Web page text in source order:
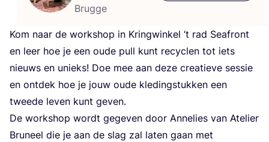
Brugge
Kom naar de work­shop in Kring­win­kel ‘t rad Seafront
en leer hoe je een oude pull kunt recy­clen tot iets
nieuws en unieks! Doe mee aan deze cre­a­tie­ve ses­sie
en ont­dek hoe je jouw oude kle­ding­stuk­ken een
twee­de leven kunt geven.
De work­shop wordt gege­ven door Anne­lies van Ate­lier
Bru­neel die je aan de slag zal laten gaan met